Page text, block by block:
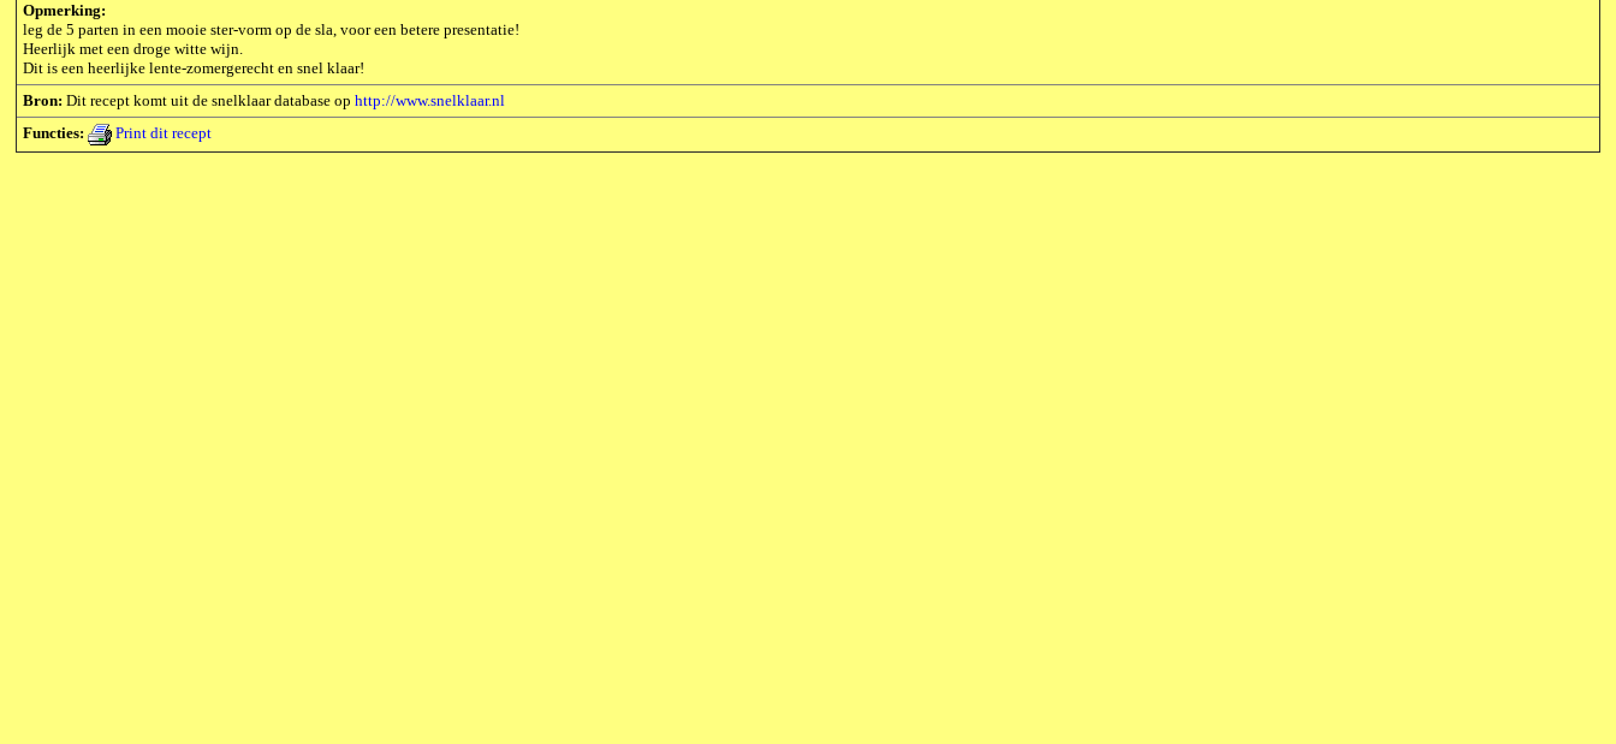
Opmerking:
leg de 5 parten in een mooie ster-vorm op de sla, voor een betere presentatie!
Heerlijk met een droge witte wijn.
Dit is een heerlijke lente-zomergerecht en snel klaar!
Bron: Dit recept komt uit de snelklaar database op http://www.snelklaar.nl
Functies:
Print dit recept